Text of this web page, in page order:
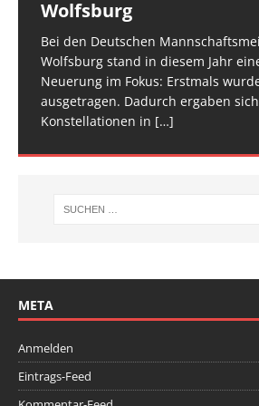
Wolfsburg
Bei den Deutschen
Wolfsburg stand in diesem Jahr
Neuerung im Fokus: Erstmals
ausgetragen. Dadurch ergaben
Konstellationen in […]
zwei Tage verteilt, um den Ablauf
den Athletinnen und Athleten mehr
[…]
TROPHY statt und 65 Kinder und
für den Trampolin Nachwuchs
[…]
überzeugt
Am vergangenen Wochenende traf
Spitze im Trampolinturnen in
(Baden-Württemberg) zu einem
Wettkampfwochenende: Am
Deutschen[…]
META
Anmelden
Eintrags-Feed